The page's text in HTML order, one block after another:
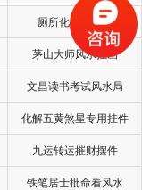
布局时，一定要
够为桃花运势的
充分展现，为人
要知道，一个不
加和谐、顺畅，
持和保障。
厕所化秽气煞套
茅山大师风水挂画
文昌读书考试风水局
化解五黄煞星专用挂件
九运转运摧财摆件
铁笔居士批命看风水